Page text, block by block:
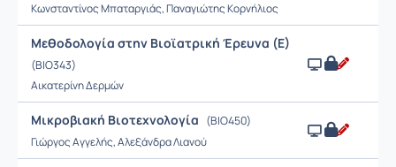
Κωνσταντίνος Μπαταργιάς, Παναγιώτης Κορνήλιος
Μεθοδολογία στην Βιοϊατρική Έρευνα (Ε)
(BIO343)
Αικατερίνη Δερμών
Μικροβιακή Βιοτεχνολογία (BIO450)
Γιώργος Αγγελής, Αλεξάνδρα Λιανού